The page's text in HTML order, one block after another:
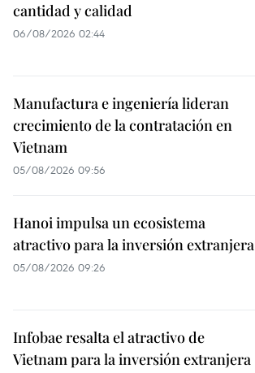
cantidad y calidad
06/08/2026 02:44
Manufactura e ingeniería lideran
crecimiento de la contratación en
Vietnam
05/08/2026 09:56
Hanoi impulsa un ecosistema
atractivo para la inversión extranjera
05/08/2026 09:26
Infobae resalta el atractivo de
Vietnam para la inversión extranjera